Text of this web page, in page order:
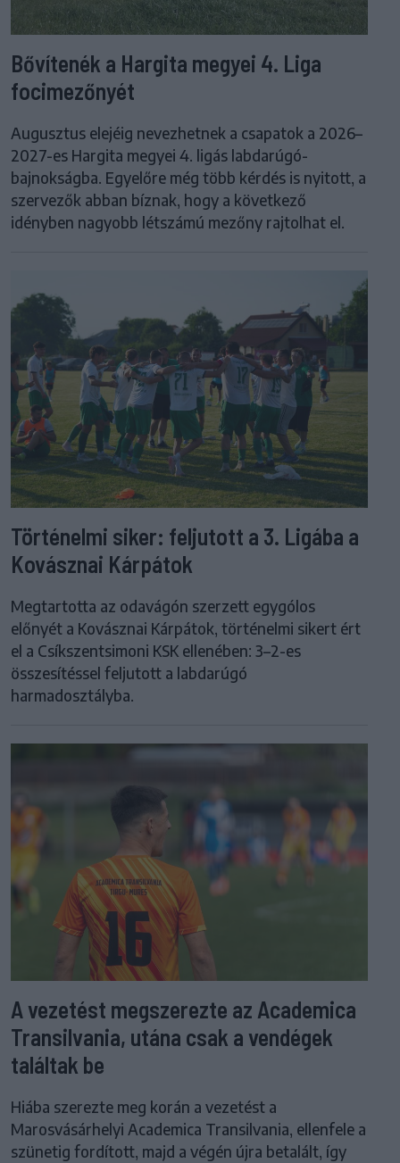
Bővítenék a Hargita megyei 4. Liga
focimezőnyét
Augusztus elejéig nevezhetnek a csapatok a 2026–
2027-es Hargita megyei 4. ligás labdarúgó-
bajnokságba. Egyelőre még több kérdés is nyitott, a
szervezők abban bíznak, hogy a következő
idényben nagyobb létszámú mezőny rajtolhat el.
Történelmi siker: feljutott a 3. Ligába a
Kovásznai Kárpátok
Megtartotta az odavágón szerzett egygólos
előnyét a Kovásznai Kárpátok, történelmi sikert ért
el a Csíkszentsimoni KSK ellenében: 3–2-es
összesítéssel feljutott a labdarúgó
harmadosztályba.
A vezetést megszerezte az Academica
Transilvania, utána csak a vendégek
találtak be
Hiába szerezte meg korán a vezetést a
Marosvásárhelyi Academica Transilvania, ellenfele a
szünetig fordított, majd a végén újra betalált, így